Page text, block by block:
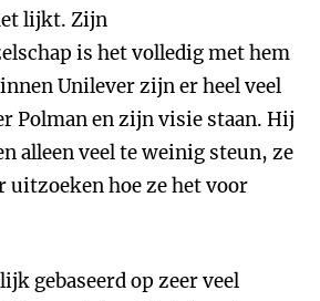
lijkt. Zijn
is het volledig met hem
Unilever zijn er heel veel
Polman en zijn visie staan. Hij
alleen veel te weinig steun, ze
uitzoeken hoe ze het voor
gebaseerd op zeer veel